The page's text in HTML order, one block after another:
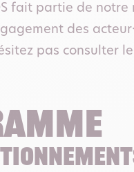
fait partie de
des
pas consulter